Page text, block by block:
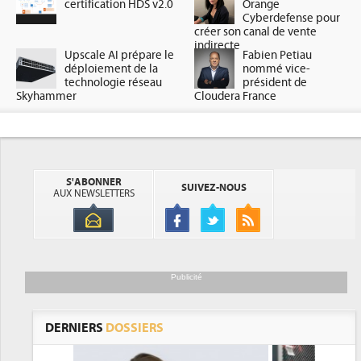
certification HDS v2.0
Orange
Cyberdefense pour
créer son canal de vente
indirecte
Upscale AI prépare le
déploiement de la
technologie réseau
Skyhammer
Fabien Petiau
nommé vice-
président de
Cloudera France
S'ABONNER
AUX NEWSLETTERS
SUIVEZ-NOUS
Publicité
DERNIERS DOSSIERS